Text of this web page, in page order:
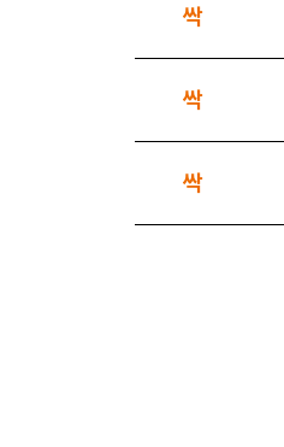
싹
싹
싹